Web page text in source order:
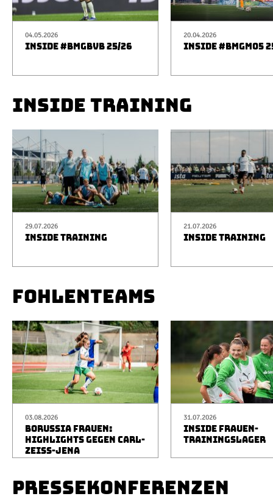
04.05.2026
INSIDE #BMGBVB 25/26
20.04.2026
INSIDE #BMGM05
INSIDE TRAINING
29.07.2026
INSIDE TRAINING
21.07.2026
INSIDE TRAINING
FOHLENTEAMS
03.08.2026
BORUSSIA FRAUEN:
HIGHLIGHTS GEGEN CARL-
ZEISS-JENA
31.07.2026
INSIDE FRAUEN-
TRAININGSLAGER
PRESSEKONFERENZEN